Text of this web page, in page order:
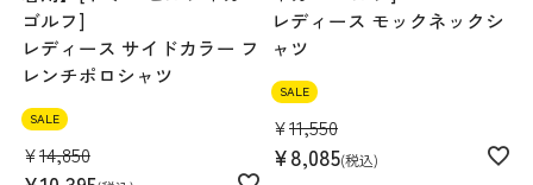
ゴルフ]
レディース サイドカラー フ
レンチポロシャツ
SALE
¥14,850
レディース モックネックシ
ャツ
SALE
¥11,550
¥8,085 税込